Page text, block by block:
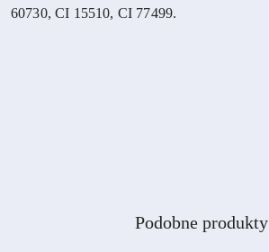
60730, CI 15510, CI 77499.
Pomiń karuzelę produktów
Produkty
Podobne produkty